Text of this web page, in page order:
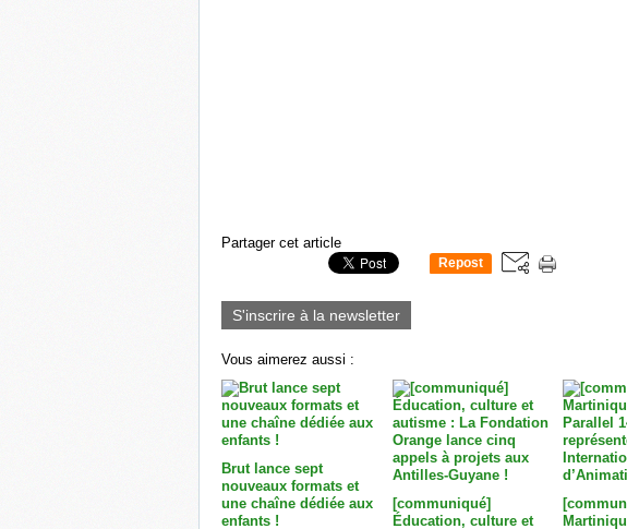
Partager cet article
Repost
S'inscrire à la newsletter
Vous aimerez aussi :
Brut lance sept
nouveaux formats et
une chaîne dédiée aux
enfants !
[communiqué]
Éducation, culture et